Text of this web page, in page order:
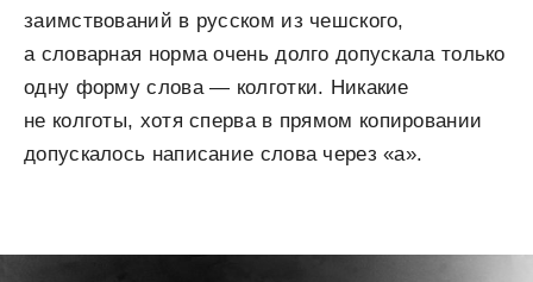
заимствований в русском из чешского,
а словарная норма очень долго допускала только
одну форму слова — колготки. Никакие
не колготы, хотя сперва в прямом копировании
допускалось написание слова через «а».